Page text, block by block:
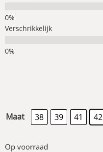
Verschrikkelijk
Maat 38 39 41 42
Op voorraad